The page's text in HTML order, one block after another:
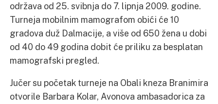
održava od 25. svibnja do 7. lipnja 2009. godine.
Turneja mobilnim mamografom obići će 10
gradova duž Dalmacije, a više od 650 žena u dobi
od 40 do 49 godina dobit će priliku za besplatan
mamografski pregled.
Jučer su početak turneje na Obali kneza Branimira
otvorile Barbara Kolar, Avonova ambasadorica za